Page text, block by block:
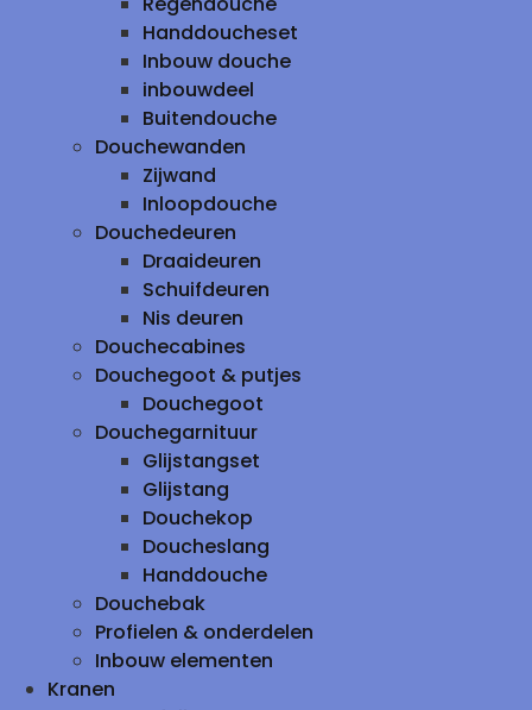
Handdoucheset
Inbouw douche
inbouwdeel
Buitendouche
Douchewanden
Zijwand
Inloopdouche
Douchedeuren
Draaideuren
Schuifdeuren
Nis deuren
Douchecabines
Douchegoot & putjes
Douchegoot
Douchegarnituur
Glijstangset
Glijstang
Douchekop
Doucheslang
Handdouche
Douchebak
Profielen & onderdelen
Inbouw elementen
Kranen